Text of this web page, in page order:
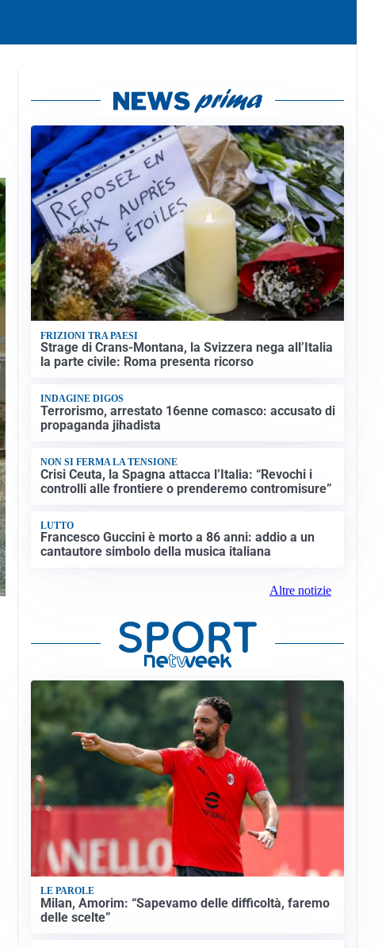
FRIZIONI TRA PAESI
Strage di Crans-Montana, la Svizzera nega all’Italia
la parte civile: Roma presenta ricorso
INDAGINE DIGOS
Terrorismo, arrestato 16enne comasco: accusato di
propaganda jihadista
NON SI FERMA LA TENSIONE
Crisi Ceuta, la Spagna attacca l’Italia: “Revochi i
controlli alle frontiere o prenderemo contromisure”
LUTTO
Francesco Guccini è morto a 86 anni: addio a un
cantautore simbolo della musica italiana
Altre notizie
LE PAROLE
Milan, Amorim: “Sapevamo delle difficoltà, faremo
delle scelte”